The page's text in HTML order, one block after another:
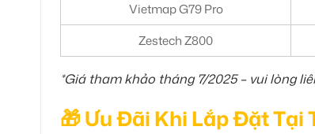
Vietmap G79 Pro
Zestech Z800
*Giá tham khảo tháng 7/2025 – vui lòng
🎁 Ưu Đãi Khi Lắp Đặt Tại